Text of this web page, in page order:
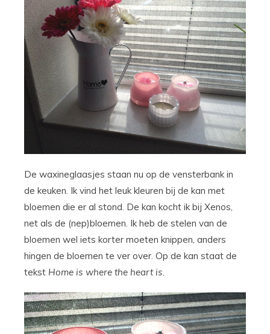
De waxineglaasjes staan nu op de vensterbank in
de keuken. Ik vind het leuk kleuren bij de kan met
bloemen die er al stond. De kan kocht ik bij Xenos,
net als de (nep)bloemen. Ik heb de stelen van de
bloemen wel iets korter moeten knippen, anders
hingen de bloemen te ver over. Op de kan staat de
tekst Home is where the heart is.